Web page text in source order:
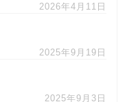
2026年4月11日
2025年9月19日
2025年9月3日